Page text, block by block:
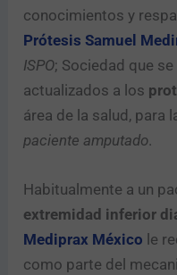
conocimientos y
Prótesis Samuel
ISPO; Sociedad que
actualizados a los
área de la salud, para
paciente amputado.
Habitualmente a un
extremidad inferior
Mediprax México le
como parte del